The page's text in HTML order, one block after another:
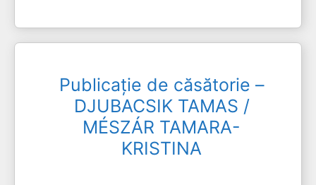
Publicație de căsătorie –
DJUBACSIK TAMAS /
MÉSZÁR TAMARA-
KRISTINA